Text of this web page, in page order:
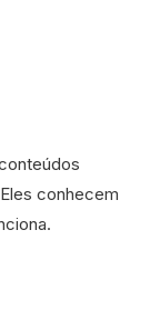
conhecem